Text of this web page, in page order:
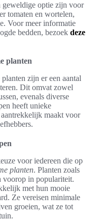
geweldige optie zijn voor
tomaten en wortelen,
Voor meer informatie
bedden, bezoek deze
planten
zijn er een aantal
Dit omvat zowel
evenals diverse
heeft unieke
maakt voor
voor iedereen die op
planten. Planten zoals
voorop in populariteit.
met hun mooie
Ze vereisen minimale
groeien, wat ze tot